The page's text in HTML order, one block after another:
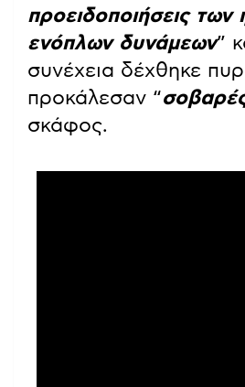
προειδοποιήσεις των
ενόπλων δυνάμεων”
συνέχεια δέχθηκε
προκάλεσαν “
σκάφος.